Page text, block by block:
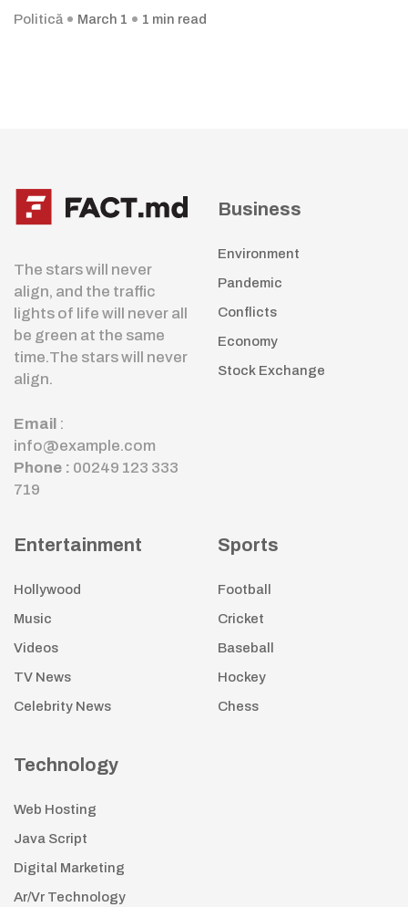
Politică
March 1 1 min read
The stars will never
align, and the traffic
lights of life will never all
be green at the same
time.The stars will never
align.
Email :
info@example.com
Phone : 00249 123 333
719
Business
Environment
Pandemic
Conflicts
Economy
Stock Exchange
Entertainment
Hollywood
Music
Videos
TV News
Celebrity News
Sports
Football
Cricket
Baseball
Hockey
Chess
Technology
Web Hosting
Java Script
Digital Marketing
Ar/Vr Technology